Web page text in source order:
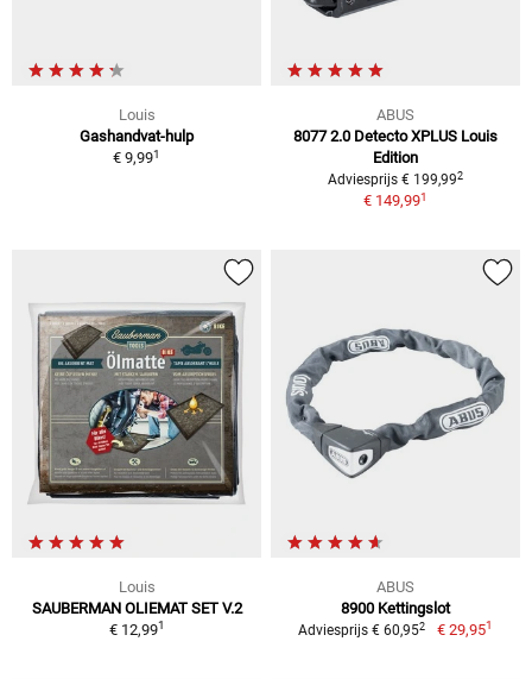
Louis
Gashandvat-hulp
€ 9,991
ABUS
8077 2.0 Detecto XPLUS Louis
Edition
Adviesprijs € 199,992
€ 149,991
Louis
SAUBERMAN OLIEMAT SET V.2
€ 12,991
ABUS
8900 Kettingslot
Adviesprijs € 60,952 € 29,951